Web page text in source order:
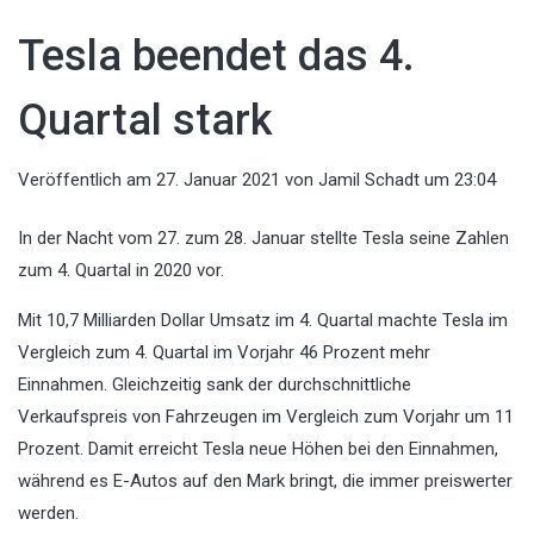
Tesla beendet das 4.
Quartal stark
Veröffentlich am 27. Januar 2021 von Jamil Schadt um 23:04
In der Nacht vom 27. zum 28. Januar stellte Tesla seine Zahlen
zum 4. Quartal in 2020 vor.
Mit 10,7 Milliarden Dollar Umsatz im 4. Quartal machte Tesla im
Vergleich zum 4. Quartal im Vorjahr 46 Prozent mehr
Einnahmen. Gleichzeitig sank der durchschnittliche
Verkaufspreis von Fahrzeugen im Vergleich zum Vorjahr um 11
Prozent. Damit erreicht Tesla neue Höhen bei den Einnahmen,
während es E-Autos auf den Mark bringt, die immer preiswerter
werden.